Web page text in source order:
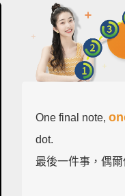
One final note,
dot.
最後一件事，偶